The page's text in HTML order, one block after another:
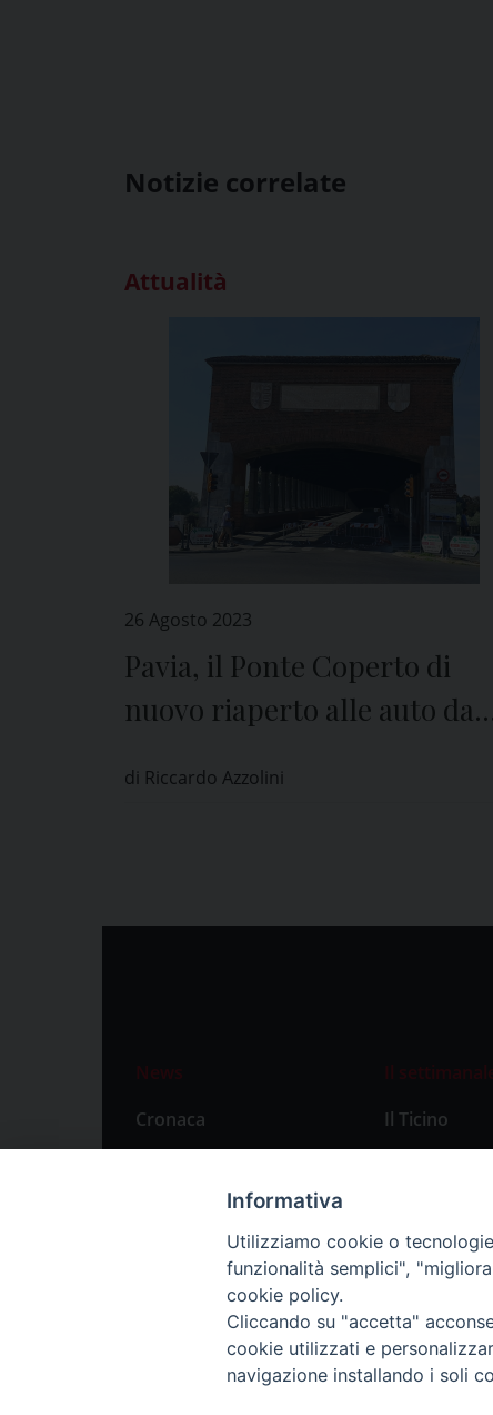
Notizie correlate
Attualità
26 Agosto 2023
Pavia, il Ponte Coperto di
nuovo riaperto alle auto da
di Riccardo Azzolini
News
Cronaca
Attualità
Primo Piano
Il
Il Ticino
Informativa
Utilizziamo cookie o
funzionalità semplici",
cookie policy.
Cliccando su "accetta"
cookie utilizzati e
navigazione installando i soli